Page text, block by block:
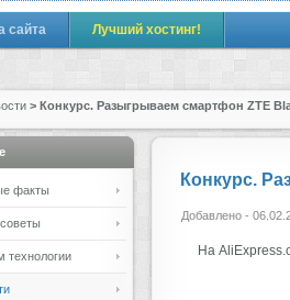
сайта Лучший хостинг!
> Конкурс. Разыгрываем смартфон ZTE
Конкурс.
Добавлено -
На
факты
технологии